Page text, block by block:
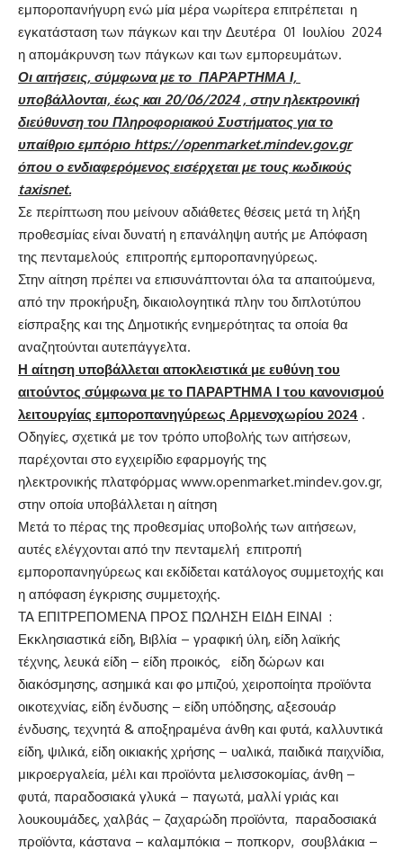
εμποροπανήγυρη ενώ μία μέρα νωρίτερα επιτρέπεται η
εγκατάσταση των πάγκων και την Δευτέρα 01 Ιουλίου 2024
η απομάκρυνση των πάγκων και των εμπορευμάτων.
Οι αιτήσεις, σύμφωνα με το ΠΑΡΆΡΤΗΜΑ Ι,
υποβάλλονται, έως και 20/06/2024 , στην ηλεκτρονική
διεύθυνση του Πληροφοριακού Συστήματος για το
υπαίθριο εμπόριο https://openmarket.mindev.gov.gr
όπου ο ενδιαφερόμενος εισέρχεται με τους κωδικούς
taxisnet.
Σε περίπτωση που μείνουν αδιάθετες θέσεις μετά τη λήξη
προθεσμίας είναι δυνατή η επανάληψη αυτής με Απόφαση
της πενταμελούς επιτροπής εμποροπανηγύρεως.
Στην αίτηση πρέπει να επισυνάπτονται όλα τα απαιτούμενα,
από την προκήρυξη, δικαιολογητικά πλην του διπλοτύπου
είσπραξης και της Δημοτικής ενημερότητας τα οποία θα
αναζητούνται αυτεπάγγελτα.
Η αίτηση υποβάλλεται αποκλειστικά με ευθύνη του
αιτούντος σύμφωνα με το ΠΑΡΑΡΤΗΜΑ Ι του κανονισμού
λειτουργίας εμποροπανηγύρεως Αρμενοχωρίου 2024 .
Οδηγίες, σχετικά με τον τρόπο υποβολής των αιτήσεων,
παρέχονται στο εγχειρίδιο εφαρμογής της
ηλεκτρονικής πλατφόρμας www.openmarket.mindev.gov.gr,
στην οποία υποβάλλεται η αίτηση
Μετά το πέρας της προθεσμίας υποβολής των αιτήσεων,
αυτές ελέγχονται από την πενταμελή επιτροπή
εμποροπανηγύρεως και εκδίδεται κατάλογος συμμετοχής και
η απόφαση έγκρισης συμμετοχής.
ΤΑ ΕΠΙΤΡΕΠΟΜΕΝΑ ΠΡΟΣ ΠΩΛΗΣΗ ΕΙΔΗ ΕΙΝΑΙ :
Εκκλησιαστικά είδη, Βιβλία – γραφική ύλη, είδη λαϊκής
τέχνης, λευκά είδη – είδη προικός, είδη δώρων και
διακόσμησης, ασημικά και φο μπιζού, χειροποίητα προϊόντα
οικοτεχνίας, είδη ένδυσης – είδη υπόδησης, αξεσουάρ
ένδυσης, τεχνητά & αποξηραμένα άνθη και φυτά, καλλυντικά
είδη, ψιλικά, είδη οικιακής χρήσης – υαλικά, παιδικά παιχνίδια,
μικροεργαλεία, μέλι και προϊόντα μελισσοκομίας, άνθη –
φυτά, παραδοσιακά γλυκά – παγωτά, μαλλί γριάς και
λουκουμάδες, χαλβάς – ζαχαρώδη προϊόντα, παραδοσιακά
προϊόντα, κάστανα – καλαμπόκια – ποπκορν, σουβλάκια –